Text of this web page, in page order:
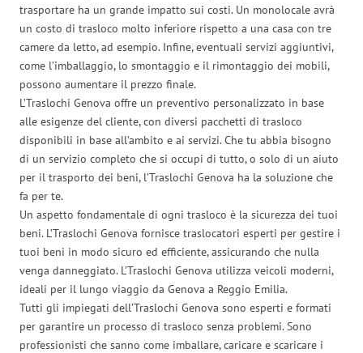
trasportare ha un grande impatto sui costi. Un monolocale avrà
un costo di trasloco molto inferiore rispetto a una casa con tre
camere da letto, ad esempio. Infine, eventuali servizi aggiuntivi,
come l’imballaggio, lo smontaggio e il rimontaggio dei mobili,
possono aumentare il prezzo finale.
L’Traslochi Genova offre un preventivo personalizzato in base
alle esigenze del cliente, con diversi pacchetti di trasloco
disponibili in base all’ambito e ai servizi. Che tu abbia bisogno
di un servizio completo che si occupi di tutto, o solo di un aiuto
per il trasporto dei beni, l’Traslochi Genova ha la soluzione che
fa per te.
Un aspetto fondamentale di ogni trasloco è la sicurezza dei tuoi
beni. L’Traslochi Genova fornisce traslocatori esperti per gestire i
tuoi beni in modo sicuro ed efficiente, assicurando che nulla
venga danneggiato. L’Traslochi Genova utilizza veicoli moderni,
ideali per il lungo viaggio da Genova a Reggio Emilia.
Tutti gli impiegati dell’Traslochi Genova sono esperti e formati
per garantire un processo di trasloco senza problemi. Sono
professionisti che sanno come imballare, caricare e scaricare i